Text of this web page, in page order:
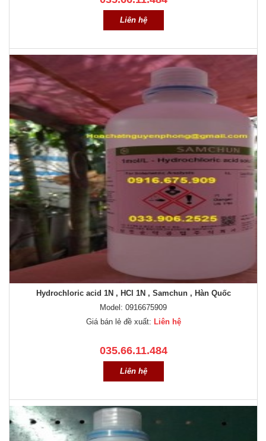
Liên hệ
Hydrochloric acid 1N , HCl 1N , Samchun , Hàn Quốc
Model: 0916675909
Giá bán lẻ đề xuất: Liên hệ
035.66.11.484
Liên hệ